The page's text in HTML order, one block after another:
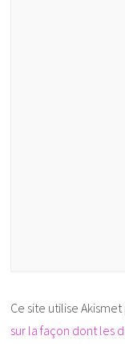
Ce site utilise
sur la façon dont les